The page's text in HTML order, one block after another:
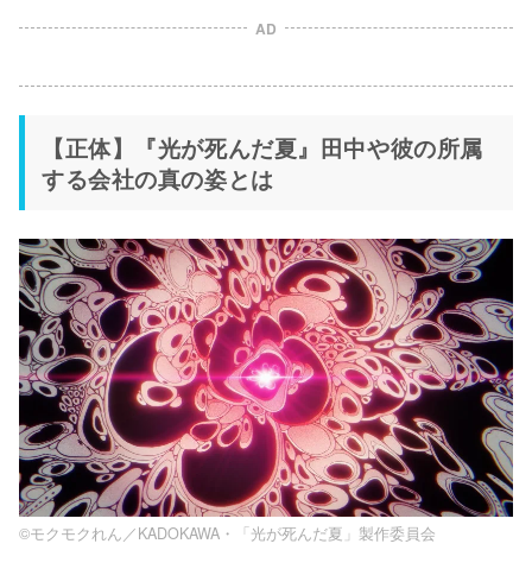
AD
【正体】『光が死んだ夏』田中や彼の所属
する会社の真の姿とは
©モクモクれん／KADOKAWA・「光が死んだ夏」製作委員会